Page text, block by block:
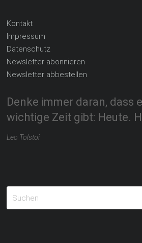
Kontakt
Impressum
Datenschutz
Newsletter abonnieren
Newsletter abbestellen
Denke immer daran, dass
wichtige Zeit gibt: Heute.
Leo Tolstoi